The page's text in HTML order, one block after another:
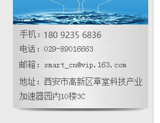
HH直管段式在线密度计_抗干扰五大
因素
顶装式在线式密度计安装时为什么要
避开取料口
微差压磁致伸缩液位计_高精度液位变
3151/3051在线式液位计|压力变送器
能替换不锈钢压力表？